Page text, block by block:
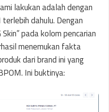
lakukan adalah dengan
dahulu. Dengan
pada kolom pencarian
menemukan fakta
dari brand ini yang
Ini buktinya: